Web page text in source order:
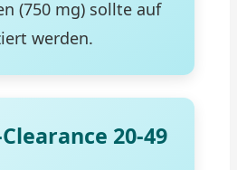
(750 mg) sollte auf
werden.
20-49